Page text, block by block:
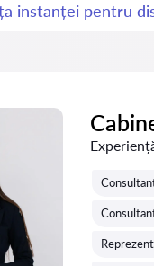
instanței pentru